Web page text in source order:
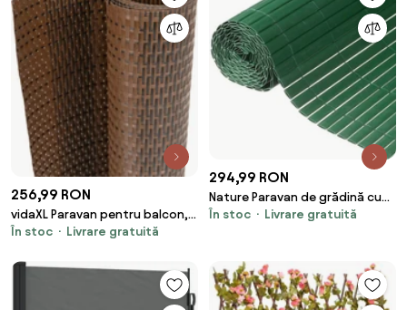
256,99 RON
vidaXL Paravan pentru balcon,
maro și negru, 400x80 cm,
În stoc Livrare gratuită
294,99 RON
Nature Paravan de grădină cu
două fețe, verde, 1,5 x 3 m, PVC
În stoc Livrare gratuită